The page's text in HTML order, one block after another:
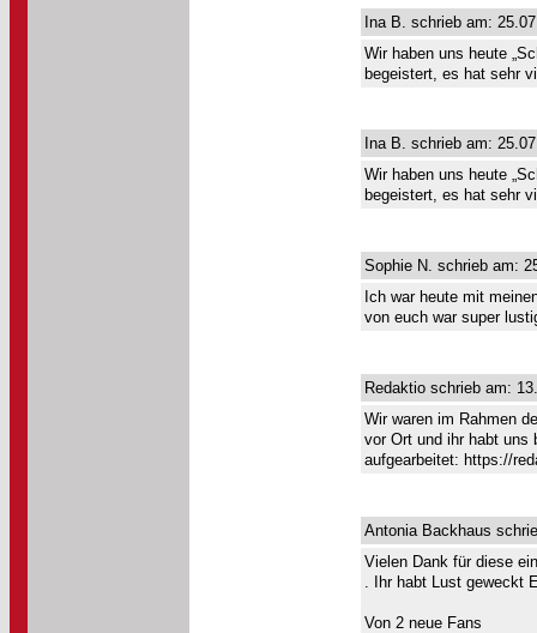
Ina B. schrieb am:
Wir haben uns heute
begeistert, es hat sehr
Ina B. schrieb am:
Wir haben uns heute
begeistert, es hat sehr
Sophie N. schrieb am:
Ich war heute mit
von euch war super
Redaktio schrieb am:
Wir waren im Rahmen
vor Ort und ihr habt uns
aufgearbeitet: https://
Antonia Backhaus
Vielen Dank für diese
. Ihr habt Lust geweckt
Von 2 neue Fans